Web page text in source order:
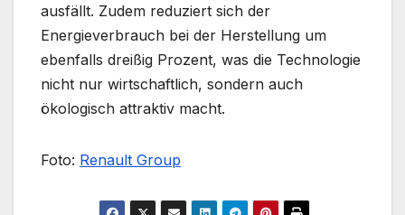
ausfällt. Zudem reduziert sich der
Energieverbrauch bei der Herstellung um
ebenfalls dreißig Prozent, was die Technologie
nicht nur wirtschaftlich, sondern auch
ökologisch attraktiv macht.
Foto: Renault Group